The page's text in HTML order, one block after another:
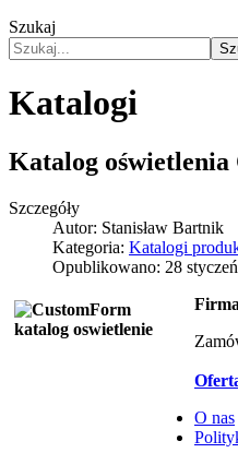
Szukaj
Katalogi
Katalog oświetlenia
Szczegóły
Autor: Stanisław Bartnik
Kategoria: Katalogi
Opublikowano: 28
O nas